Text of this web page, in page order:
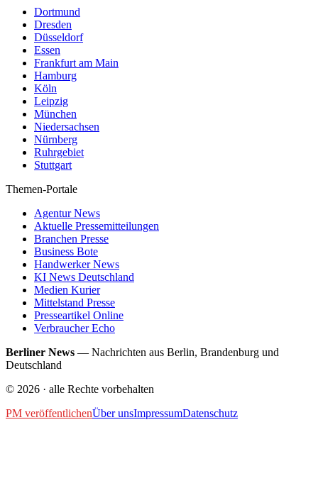
Dortmund
Dresden
Düsseldorf
Essen
Frankfurt am Main
Hamburg
Köln
Leipzig
München
Niedersachsen
Nürnberg
Ruhrgebiet
Stuttgart
Themen-Portale
Agentur News
Aktuelle Pressemitteilungen
Branchen Presse
Business Bote
Handwerker News
KI News Deutschland
Medien Kurier
Mittelstand Presse
Presseartikel Online
Verbraucher Echo
Berliner News — Nachrichten aus Berlin, Brandenburg und
Deutschland
© 2026 · alle Rechte vorbehalten
PM veröffentlichenÜber unsImpressumDatenschutz